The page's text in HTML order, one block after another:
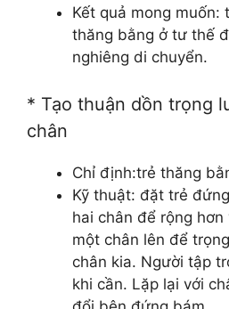
Kết quả mong muốn:
thăng bằng ở tư thế
nghiêng di chuyển.
* Tạo thuận dồn trọng
chân
Chỉ định:trẻ thăng
Kỹ thuật: đặt trẻ
hai chân để rộng
một chân lên để
chân kia. Người tập
khi cần. Lặp lại với